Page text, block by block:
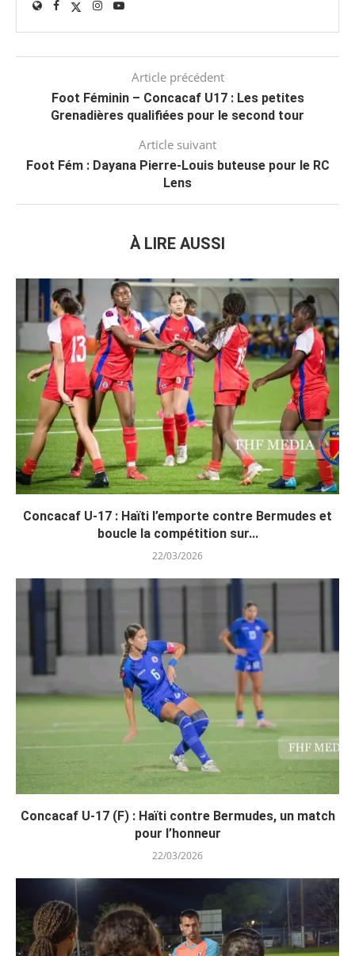
Article précédent
Foot Féminin – Concacaf U17 : Les petites
Grenadières qualifiées pour le second tour
Article suivant
Foot Fém : Dayana Pierre-Louis buteuse pour le RC
Lens
À LIRE AUSSI
Concacaf U-17 : Haïti l’emporte contre Bermudes et
boucle la compétition sur...
22/03/2026
Concacaf U-17 (F) : Haïti contre Bermudes, un match
pour l’honneur
22/03/2026